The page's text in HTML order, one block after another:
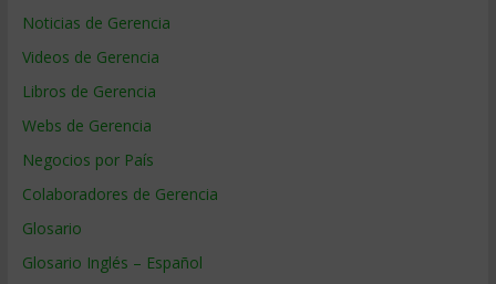
Noticias de Gerencia
Videos de Gerencia
Libros de Gerencia
Webs de Gerencia
Negocios por País
Colaboradores de Gerencia
Glosario
Glosario Inglés – Español